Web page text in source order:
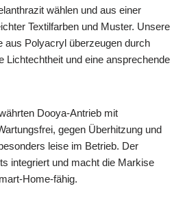
wählen und aus einer
Textilfarben und Muster. Unsere
aus Polyacryl überzeugen durch
Lichtechtheit und eine ansprechende
Dooya-Antrieb mit
gegen Überhitzung und
leise im Betrieb. Der
integriert und macht die Markise